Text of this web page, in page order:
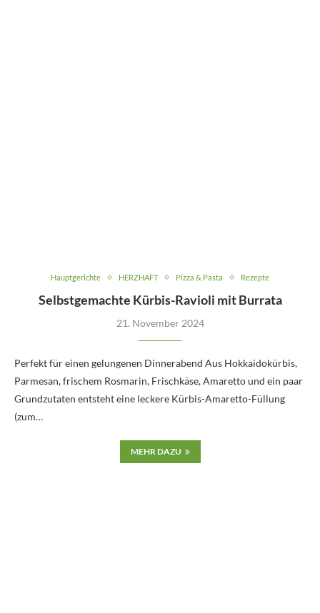
Hauptgerichte HERZHAFT Pizza & Pasta Rezepte
Selbstgemachte Kürbis-Ravioli mit Burrata
21. November 2024
Perfekt für einen gelungenen Dinnerabend Aus Hokkaidokürbis,
Parmesan, frischem Rosmarin, Frischkäse, Amaretto und ein paar
Grundzutaten entsteht eine leckere Kürbis-Amaretto-Füllung
(zum…
MEHR DAZU